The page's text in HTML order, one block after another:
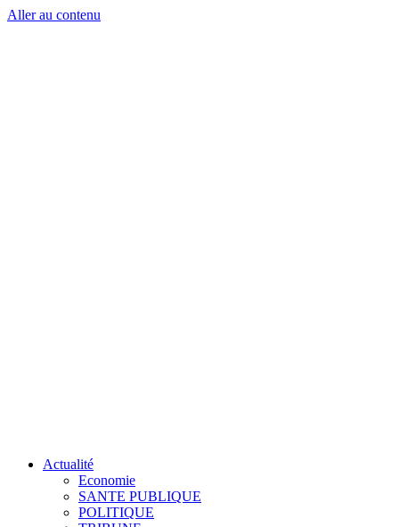
Aller au contenu
Actualité
Economie
SANTE PUBLIQUE
POLITIQUE